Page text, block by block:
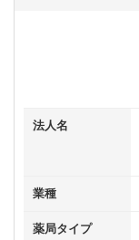
法人名
業種
薬局タイプ